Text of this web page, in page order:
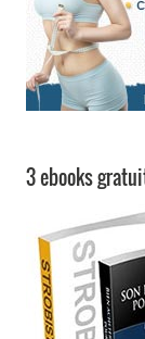
3 ebooks